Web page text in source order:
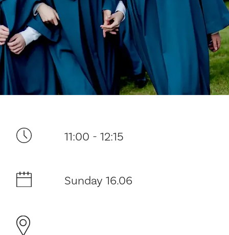
Your visit
The music in the Cathedral
History and architecture
11:00 - 12:15
Sunday 16.06